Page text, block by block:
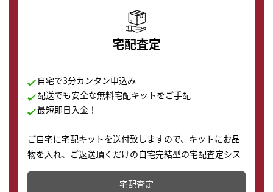
宅配査定
自宅で3分カンタン申込み
配送でも安全な無料宅配キットをご手配
最短即日入金！
ご自宅に宅配キットを送付致しますので、キットにお品
物を入れ、ご返送頂くだけの自宅完結型の宅配査定シス
テムです。
配送でも簡単&安全に査定・買取に出すことが可能で
宅配査定